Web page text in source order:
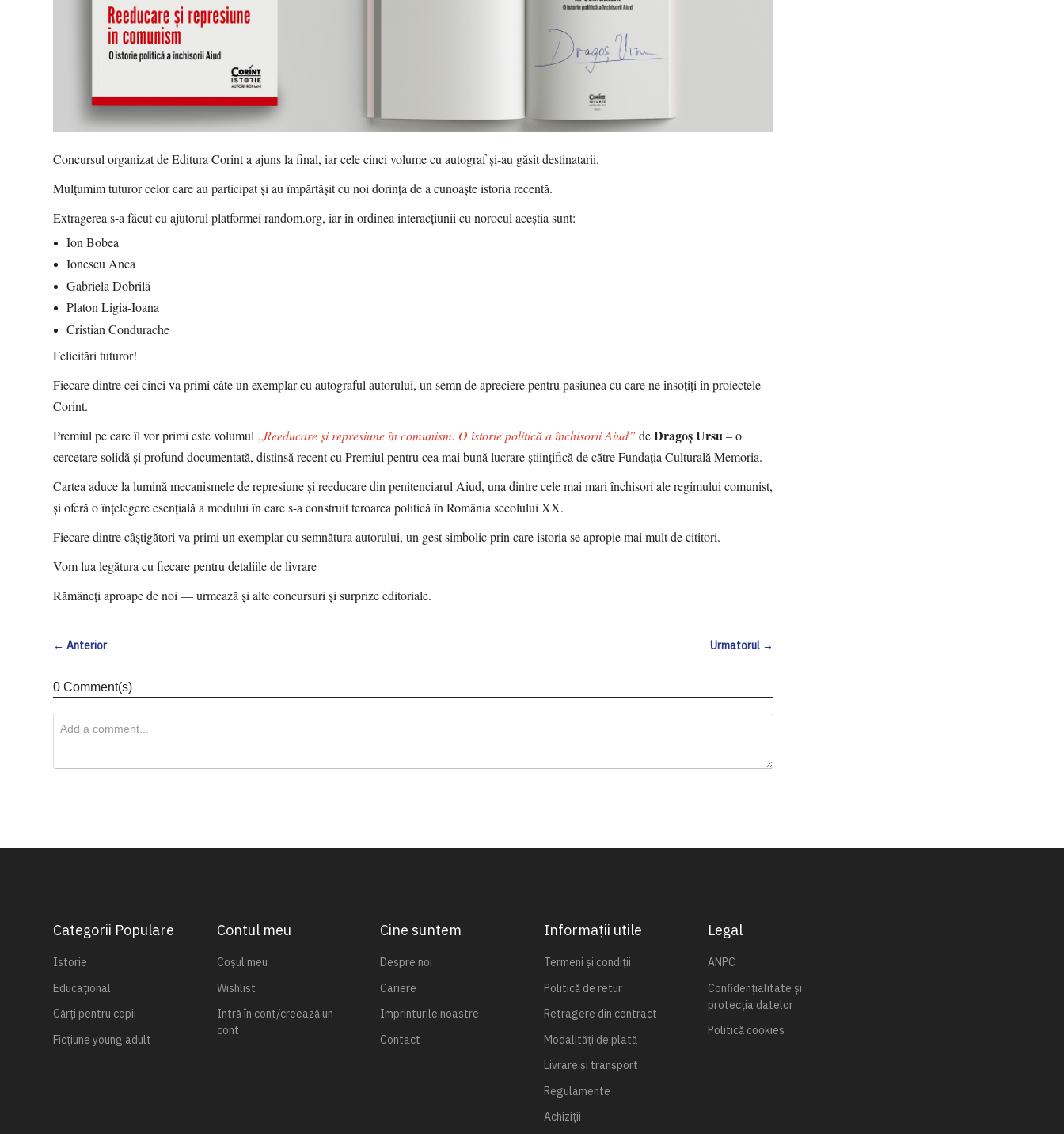
Concursul organizat de Editura Corint a ajuns la final, iar cele cinci volume cu autograf și-au găsit destinatarii.
Mulțumim tuturor celor care au participat și au împărtășit cu noi dorința de a cunoaște istoria recentă.
Extragerea s-a făcut cu ajutorul platformei random.org, iar în ordinea interacțiunii cu norocul aceștia sunt:
Ion Bobea
Ionescu Anca
Gabriela Dobrilă
Platon Ligia-Ioana
Cristian Condurache
Felicitări tuturor!
Fiecare dintre cei cinci va primi câte un exemplar cu autograful autorului, un semn de apreciere pentru pasiunea cu care ne însoțiți în proiectele
Corint.
Premiul pe care îl vor primi este volumul „Reeducare și represiune în comunism. O istorie politică a închisorii Aiud” deDragoș Ursu– o
cercetare solidă și profund documentată, distinsă recent cu Premiul pentru cea mai bună lucrare științifică de către Fundația Culturală Memoria.
Cartea aduce la lumină mecanismele de represiune și reeducare din penitenciarul Aiud, una dintre cele mai mari închisori ale regimului comunist,
și oferă o înțelegere esențială a modului în care s-a construit teroarea politică în România secolului XX.
Fiecare dintre câștigători va primi un exemplar cu semnătura autorului, un gest simbolic prin care istoria se apropie mai mult de cititori.
Vom lua legătura cu fiecare pentru detaliile de livrare
Rămâneți aproape de noi — urmează și alte concursuri și surprize editoriale.
← Anterior Urmatorul →
0 Comment(s)
Categorii Populare
Istorie
Educațional
Cărți pentru copii
Ficțiune young adult
Contul meu
Coșul meu
Wishlist
Intră în cont/creează un
cont
Cine suntem
Despre noi
Cariere
Imprinturile noastre
Contact
Informații utile
Termeni și condiții
Politică de retur
Retragere din contract
Modalități de plată
Livrare și transport
Regulamente
Achiziții
Legal
ANPC
Confidențialitate și
protecția datelor
Politică cookies